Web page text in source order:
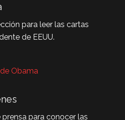
para leer las cartas
de EEUU.
Obama
para conocer las